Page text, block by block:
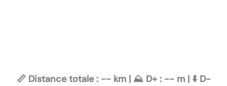
📏 Distance totale : --km | ⛰️ D+ : --m | ⬇️ D-